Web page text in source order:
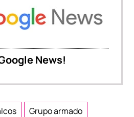
News!
Grupo armado